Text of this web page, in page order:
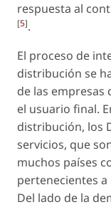
respuesta al
[5].
El proceso de
distribución se
de las empresas
el usuario final.
distribución, los
servicios, que
muchos países
pertenecientes a
Del lado de la